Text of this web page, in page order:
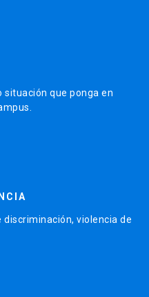
situación que ponga en
discriminación, violencia de